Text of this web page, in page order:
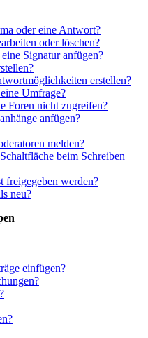
oder eine Antwort?
oder löschen?
Signatur anfügen?
erstellen?
Umfrage?
Foren nicht zugreifen?
anfügen?
melden?
beim Schreiben
freigegeben werden?
neu?
einfügen?